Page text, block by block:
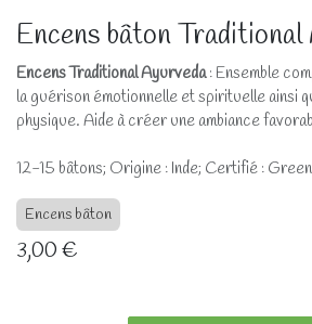
Encens bâton Traditional
Encens Traditional Ayurveda: Ensemble
la guérison émotionnelle et spirituelle ainsi
physique. Aide à créer une ambiance
12-15 bâtons; Origine : Inde; Certifié :
Encens bâton
3,00€